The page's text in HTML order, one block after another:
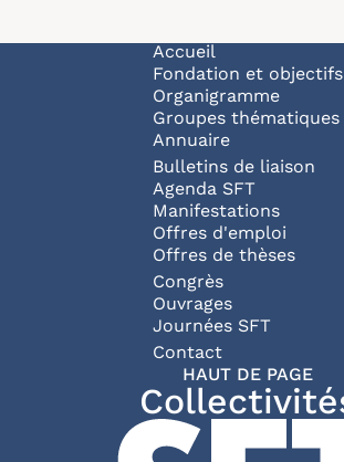
Navigation
Accueil
Fondation et objectifs
Organigramme
Groupes thématiques
Annuaire
Bulletins de liaison
Agenda SFT
Manifestations
Offres d'emploi
Offres de thèses
Congrès
Ouvrages
Journées SFT
Pied de page
Contact
HAUT DE PAGE